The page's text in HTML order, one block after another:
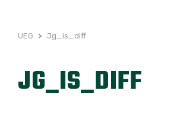
UEG > Jg_is_diff
JG_IS_DIFF